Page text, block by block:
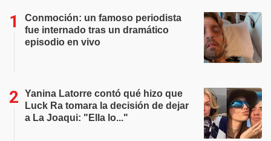
Conmoción: un famoso periodista
fue internado tras un dramático
episodio en vivo
Yanina Latorre contó qué hizo que
Luck Ra tomara la decisión de dejar
a La Joaqui: "Ella lo..."